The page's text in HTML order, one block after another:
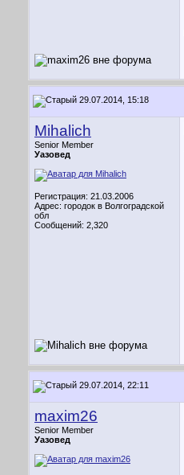
29.07.2014, 15:18
Mihalich
Senior Member
Уазовед
Регистрация: 21.03.2006
Адрес: городок в Волгоградской
обл
Сообщений: 2,320
29.07.2014, 22:11
maxim26
Senior Member
Уазовед